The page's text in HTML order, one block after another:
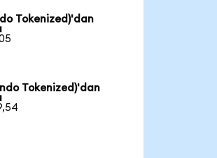
Tokenized)'dan
Tokenized)'dan